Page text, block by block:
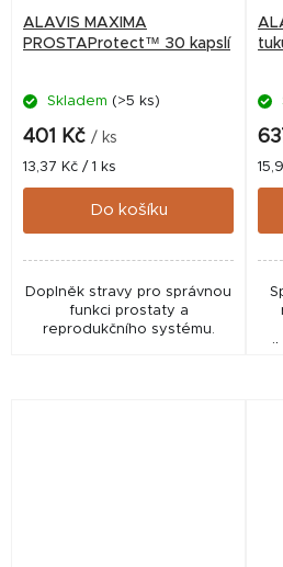
ALAVIS MAXIMA
PROSTAProtect™ 30 kapslí
Skladem (>5 ks)
401 Kč / ks
Měrná
cena:
13,37 Kč / 1 ks
Do košíku
Doplněk stravy pro správnou
funkci prostaty a
reprodukčního systému.